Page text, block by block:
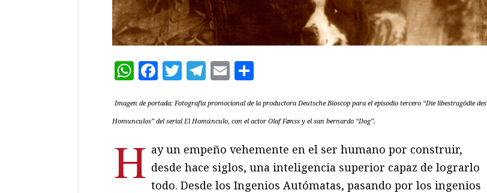
WhatsApp
Facebook
Twitter
Telegram
Email
Imagen de portada: Fotografía promocional de la productora Deutsche Bioscop para el episodio tercero “Die libestragödie des
Homunculos” del serial El Homúnculo , con el actor Olaf Fønss y el san bernardo “Dog”.
H ay un empeño vehemente en el ser humano por construir,
desde hace siglos, una inteligencia superior capaz de lograrlo
todo. Desde los Ingenios Autómatas, pasando por los ingenios